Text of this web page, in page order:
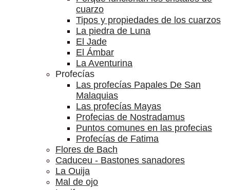
cuarzo
Tipos y propiedades de los cuarzos
La piedra de Luna
El Jade
El Ámbar
La Aventurina
Profecías
Las profecías Papales De San
Malaquias
Las profecías Mayas
Profecias de Nostradamus
Puntos comunes en las profecias
Profecías de Fatima
Flores de Bach
Caduceu - Bastones sanadores
La Ouija
Mal de ojo